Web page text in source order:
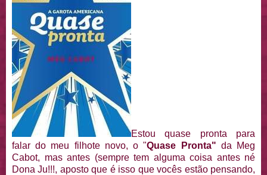
Estou quase pronta para
falar do meu filhote novo, o "Quase Pronta" da Meg
Cabot, mas antes (sempre tem alguma coisa antes né
Dona Ju!!!, aposto que é isso que vocês estão pensando,